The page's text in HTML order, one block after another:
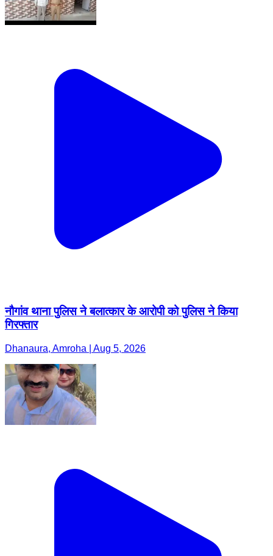
नौगांव थाना पुलिस ने बलात्कार के आरोपी को पुलिस ने किया
गिरफ्तार
Dhanaura, Amroha | Aug 5, 2026